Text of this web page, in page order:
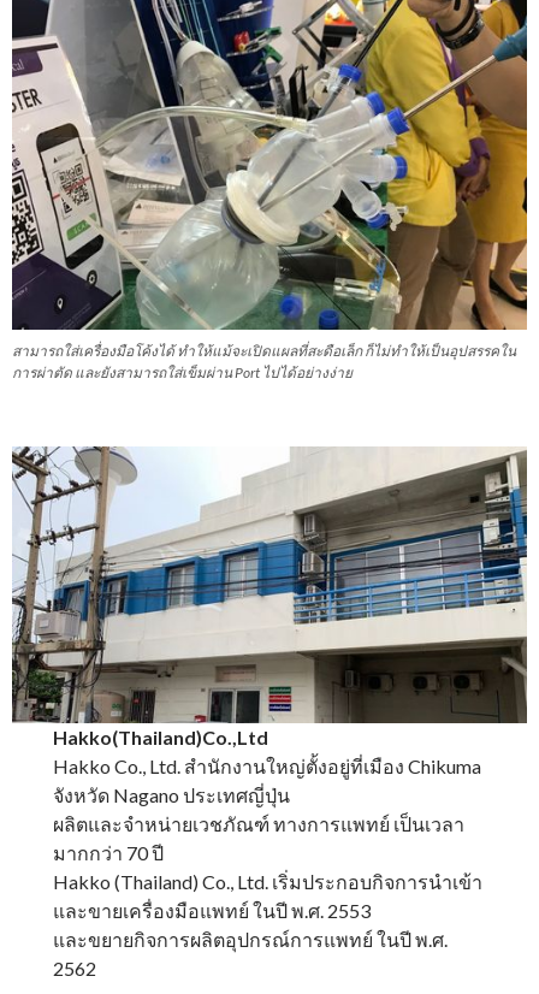
สามารถใส่เครื่องมือโค้งได้ ทำให้แม้จะเปิดแผลที่สะดือเล็ก ก็ไม่ทำให้เป็นอุปสรรคใน
การผ่าตัด และยังสามารถใส่เข็มผ่าน Port ไปได้อย่างง่าย
Hakko(Thailand)Co.,Ltd
Hakko Co., Ltd. สำนักงานใหญ่ตั้งอยู่ที่เมือง Chikuma
จังหวัด Nagano ประเทศญี่ปุ่น
ผลิตและจำหน่ายเวชภัณฑ์ ทางการแพทย์ เป็นเวลา
มากกว่า 70 ปี
Hakko (Thailand) Co., Ltd. เริ่มประกอบกิจการนำเข้า
และขายเครื่องมือแพทย์ ในปี พ.ศ. 2553
และขยายกิจการผลิตอุปกรณ์การแพทย์ ในปี พ.ศ.
2562